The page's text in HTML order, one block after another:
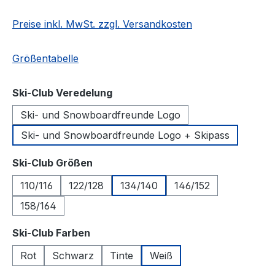
Preise inkl. MwSt. zzgl. Versandkosten
Größentabelle
Ski-Club Veredelungauswählen
Ski- und Snowboardfreunde Logo
Ski- und Snowboardfreunde Logo + Skipass
Ski-Club Größen
110/116
122/128 134/140
146/152
158/164
Ski-Club Farben
Rot
Schwarz Tinte Weiß